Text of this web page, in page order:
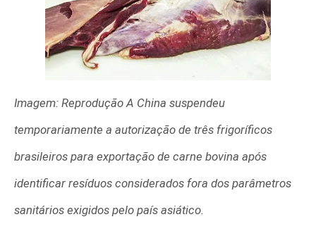
Imagem: Reprodução A China suspendeu
temporariamente a autorização de três frigoríficos
brasileiros para exportação de carne bovina após
identificar resíduos considerados fora dos parâmetros
sanitários exigidos pelo país asiático.